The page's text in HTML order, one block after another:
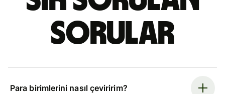
sorular
Para birimlerini nasıl çeviririm?